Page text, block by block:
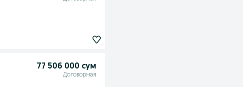
77 506 000 сум
Договорная